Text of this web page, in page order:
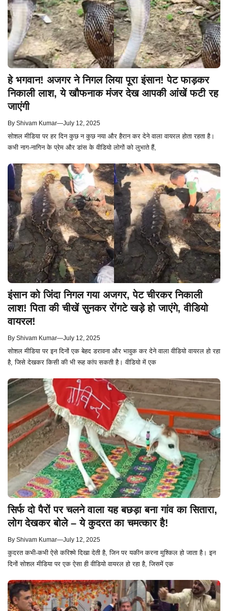
हे भगवान! अजगर ने निगल लिया पूरा इंसान! पेट फाड़कर
निकाली लाश, ये खौफनाक मंजर देख आपकी आंखें फटी रह
जाएंगी
By Shivam Kumar—July 12, 2025
सोशल मीडिया पर हर दिन कुछ न कुछ नया और हैरान कर देने वाला वायरल होता रहता है।
कभी नाग-नागिन के प्रेम और डांस के वीडियो लोगों को लुभाते हैं,
इंसान को जिंदा निगल गया अजगर, पेट चीरकर निकाली
लाश! पिता की चीखें सुनकर रोंगटे खड़े हो जाएंगे, वीडियो
वायरल!
By Shivam Kumar—July 12, 2025
सोशल मीडिया पर इन दिनों एक बेहद डरावना और भावुक कर देने वाला वीडियो वायरल हो रहा
है, जिसे देखकर किसी की भी रूह कांप सकती है। वीडियो में एक
सिर्फ दो पैरों पर चलने वाला यह बछड़ा बना गांव का सितारा,
लोग देखकर बोले – ये कुदरत का चमत्कार है!
By Shivam Kumar—July 12, 2025
कुदरत कभी-कभी ऐसे करिश्मे दिखा देती है, जिन पर यकीन करना मुश्किल हो जाता है। इन
दिनों सोशल मीडिया पर एक ऐसा ही वीडियो वायरल हो रहा है, जिसमें एक